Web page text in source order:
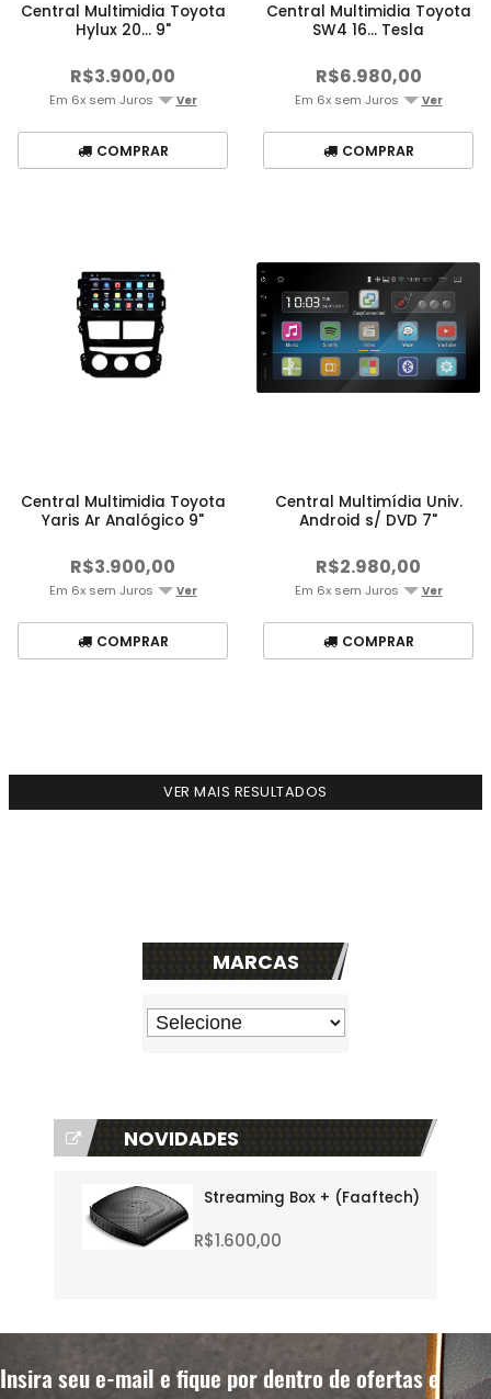
Central Multimidia Toyota
Hylux 20... 9"
R$3.900,00
Em 6x sem Juros Ver
COMPRAR
Central Multimidia Toyota
SW4 16... Tesla
R$6.980,00
Em 6x sem Juros Ver
COMPRAR
Central Multimidia Toyota
Yaris Ar Analógico 9"
R$3.900,00
Em 6x sem Juros Ver
COMPRAR
Central Multimídia Univ.
Android s/ DVD 7"
R$2.980,00
Em 6x sem Juros Ver
COMPRAR
VER MAIS RESULTADOS
MARCAS
NOVIDADES
Streaming Box + (Faaftech)
R$1.600,00
Insira seu e-mail e fique por dentro de ofertas e